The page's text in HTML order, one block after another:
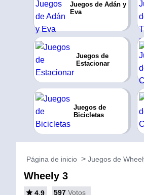
Juegos de Adán y
Eva
Juegos de
Estacionar
Juegos de
Bicicletas
Página de inicio Juegos de
Wheely 3
4.9 597 Votos